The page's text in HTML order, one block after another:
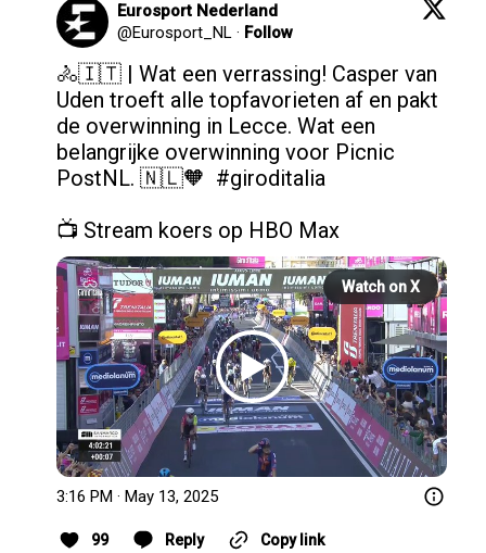
Eurosport Nederland
@Eurosport_NL · Follow
🚴🇮🇹 | Wat een verrassing! Casper van
Uden troeft alle topfavorieten af en pakt
de overwinning in Lecce. Wat een
belangrijke overwinning voor Picnic
PostNL. 🇳🇱🧡 #giroditalia
📺 Stream koers op HBO Max
Watch on X
3:16 PM · May 13, 2025
99 Reply Copy link